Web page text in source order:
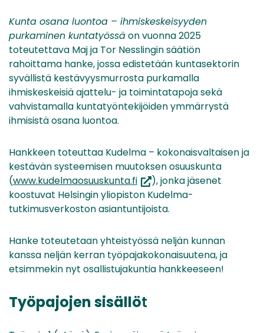
Kunta osana luontoa – ihmiskeskeisyyden
purkaminen kuntatyössäon vuonna 2025
toteutettava Maj ja Tor Nesslingin säätiön
rahoittama hanke, jossa edistetään kuntasektorin
syvällistä kestävyysmurrosta purkamalla
ihmiskeskeisiä ajattelu- ja toimintatapoja sekä
vahvistamalla kuntatyöntekijöiden ymmärrystä
ihmisistä osana luontoa.
Hankkeen toteuttaa Kudelma – kokonaisvaltaisen ja
kestävän systeemisen muutoksen osuuskunta
(www.kudelmaosuuskunta.fi(avautuu
uuteen
ikkunaan,
toiseen
palveluun)
), jonka jäsenet
koostuvat Helsingin yliopiston Kudelma-
tutkimusverkoston asiantuntijoista.
Hanke toteutetaan yhteistyössä neljän kunnan
kanssa neljän kerran työpajakokonaisuutena, ja
etsimmekin nyt osallistujakuntia hankkeeseen!
Työpajojen sisällöt